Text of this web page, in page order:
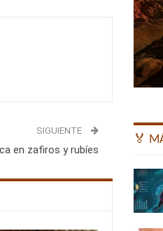
SIGUIENTE
en zafiros y rubíes
🏅